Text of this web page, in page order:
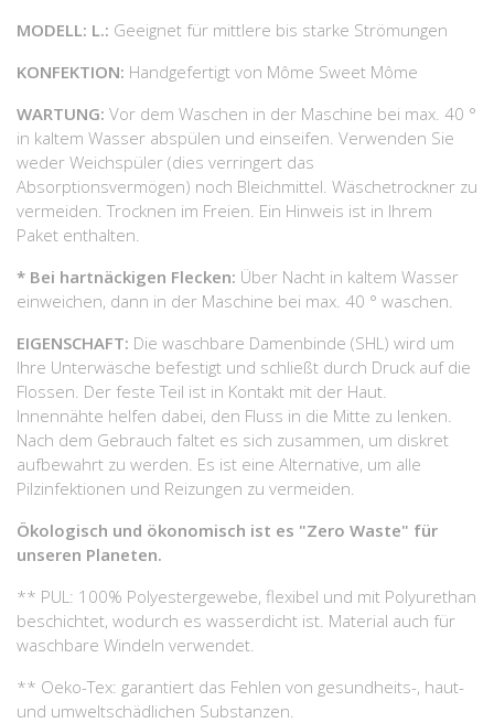
MODELL: L.: Geeignet für mittlere bis starke Strömungen
KONFEKTION: Handgefertigt von Môme Sweet Môme
WARTUNG: Vor dem Waschen in der Maschine bei max. 40 °
in kaltem Wasser abspülen und einseifen. Verwenden Sie
weder Weichspüler (dies verringert das
Absorptionsvermögen) noch Bleichmittel. Wäschetrockner zu
vermeiden. Trocknen im Freien. Ein Hinweis ist in Ihrem
Paket enthalten.
* Bei hartnäckigen Flecken: Über Nacht in kaltem Wasser
einweichen, dann in der Maschine bei max. 40 ° waschen.
EIGENSCHAFT: Die waschbare Damenbinde (SHL) wird um
Ihre Unterwäsche befestigt und schließt durch Druck auf die
Flossen. Der feste Teil ist in Kontakt mit der Haut.
Innennähte helfen dabei, den Fluss in die Mitte zu lenken.
Nach dem Gebrauch faltet es sich zusammen, um diskret
aufbewahrt zu werden. Es ist eine Alternative, um alle
Pilzinfektionen und Reizungen zu vermeiden.
Ökologisch und ökonomisch ist es "Zero Waste" für
unseren Planeten.
** PUL: 100% Polyestergewebe, flexibel und mit Polyurethan
beschichtet, wodurch es wasserdicht ist. Material auch für
waschbare Windeln verwendet.
** Oeko-Tex: garantiert das Fehlen von gesundheits-, haut-
und umweltschädlichen Substanzen.